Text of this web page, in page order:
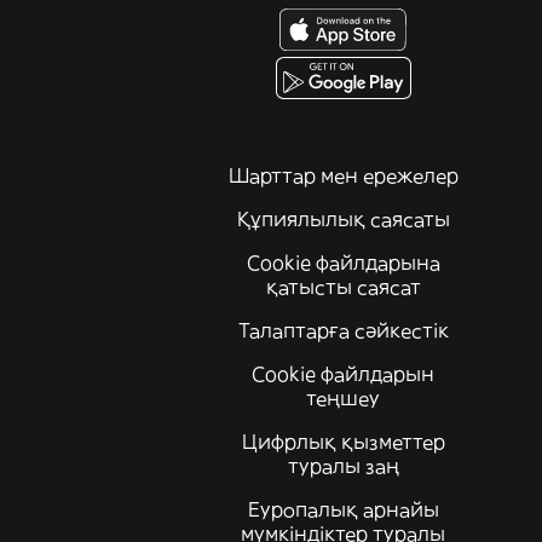
Шарттар мен ережелер
Құпиялылық саясаты
Cookie файлдарына
қатысты саясат
Талаптарға сәйкестік
Cookie файлдарын
теңшеу
Цифрлық қызметтер
туралы заң
Еуропалық арнайы
мүмкіндіктер туралы